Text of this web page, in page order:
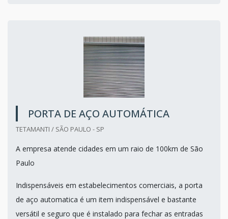
PORTA DE AÇO AUTOMÁTICA
TETAMANTI / SÃO PAULO - SP
A empresa atende cidades em um raio de 100km de São
Paulo
Indispensáveis em estabelecimentos comerciais, a porta
de aço automatica é um item indispensável e bastante
versátil e seguro que é instalado para fechar as entradas